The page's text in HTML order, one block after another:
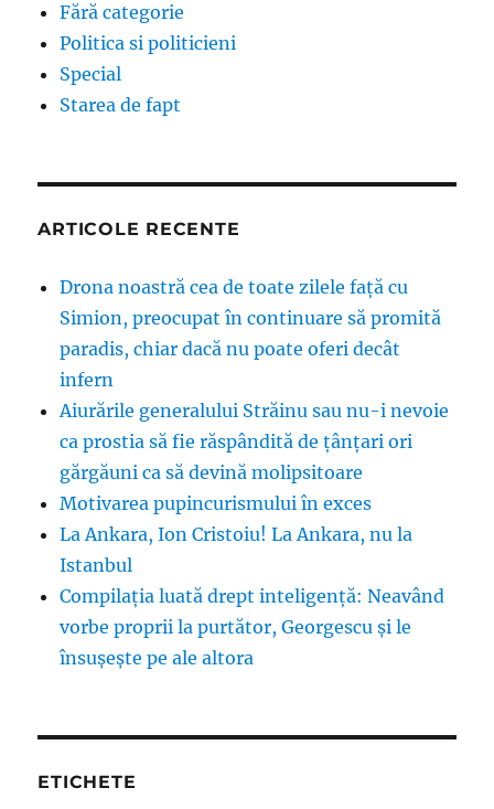
Fără categorie
Politica si politicieni
Special
Starea de fapt
ARTICOLE RECENTE
Drona noastră cea de toate zilele față cu
Simion, preocupat în continuare să promită
paradis, chiar dacă nu poate oferi decât
infern
Aiurările generalului Străinu sau nu-i nevoie
ca prostia să fie răspândită de țânțari ori
gărgăuni ca să devină molipsitoare
Motivarea pupincurismului în exces
La Ankara, Ion Cristoiu! La Ankara, nu la
Istanbul
Compilația luată drept inteligență: Neavând
vorbe proprii la purtător, Georgescu și le
însușește pe ale altora
ETICHETE